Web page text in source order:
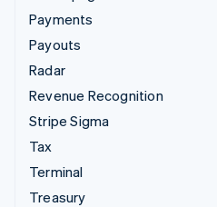
Payments
Payouts
Radar
Revenue Recognition
Stripe Sigma
Tax
Terminal
Treasury